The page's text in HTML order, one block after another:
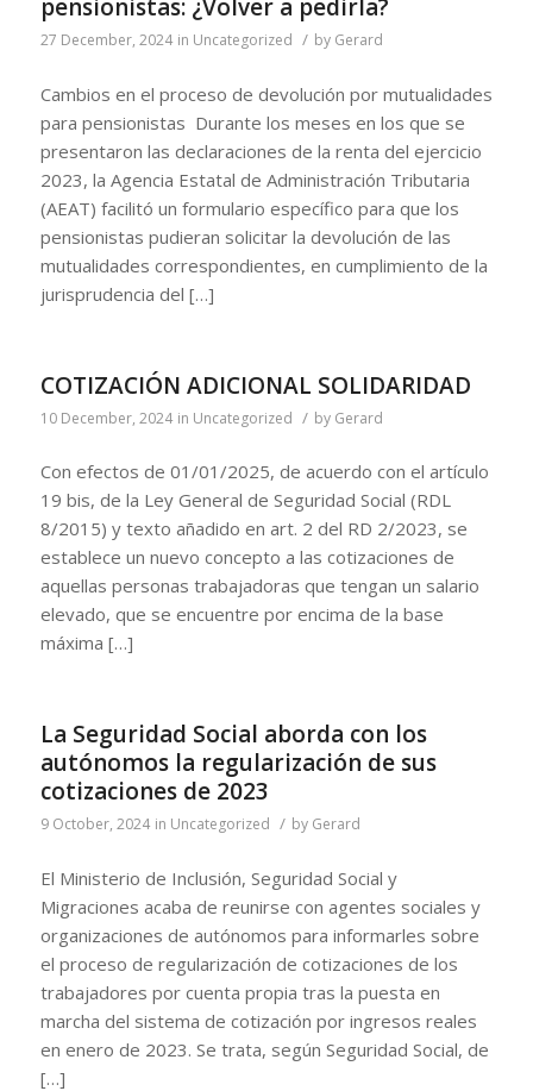
pensionistas: ¿Volver a pedirla?
27 December, 2024 in Uncategorized / by Gerard
Cambios en el proceso de devolución por mutualidades
para pensionistas Durante los meses en los que se
presentaron las declaraciones de la renta del ejercicio
2023, la Agencia Estatal de Administración Tributaria
(AEAT) facilitó un formulario específico para que los
pensionistas pudieran solicitar la devolución de las
mutualidades correspondientes, en cumplimiento de la
jurisprudencia del […]
COTIZACIÓN ADICIONAL SOLIDARIDAD
10 December, 2024 in Uncategorized / by Gerard
Con efectos de 01/01/2025, de acuerdo con el artículo
19 bis, de la Ley General de Seguridad Social (RDL
8/2015) y texto añadido en art. 2 del RD 2/2023, se
establece un nuevo concepto a las cotizaciones de
aquellas personas trabajadoras que tengan un salario
elevado, que se encuentre por encima de la base
máxima […]
La Seguridad Social aborda con los
autónomos la regularización de sus
cotizaciones de 2023
9 October, 2024 in Uncategorized / by Gerard
El Ministerio de Inclusión, Seguridad Social y
Migraciones acaba de reunirse con agentes sociales y
organizaciones de autónomos para informarles sobre
el proceso de regularización de cotizaciones de los
trabajadores por cuenta propia tras la puesta en
marcha del sistema de cotización por ingresos reales
en enero de 2023. Se trata, según Seguridad Social, de
[…]